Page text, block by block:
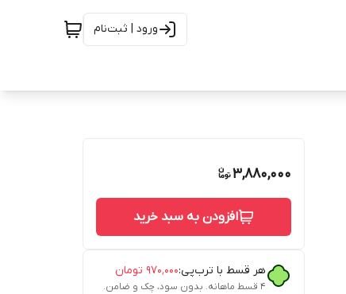
ورود | ثبت‌نام
3,880,000
افزودن به سبد خرید
هر قسط با ترب‌پی:۹۷۰٬۰۰۰ تومان
۴ قسط ماهانه. بدون سود، چک و ضامن.